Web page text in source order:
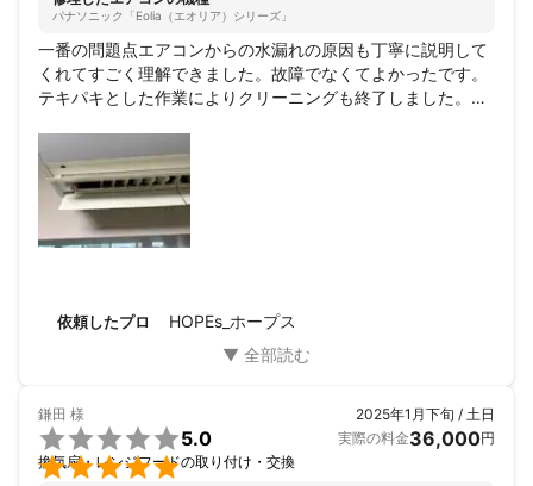
パナソニック「Eolia（エオリア）シリーズ」
一番の問題点エアコンからの水漏れの原因も丁寧に説明して
くれてすごく理解できました。故障でなくてよかったです。
テキパキとした作業によりクリーニングも終了しました。ク
ただきました。ベットに真上にエアコンがあり不安定で作業
がやりにくかったと思いますがスムーズに完了しました。女
性の作業者とアシスタントの男性でしたが、また作業等依頼
するなら同じ方が来て欲しいと妻も絶賛しておりました。料
初めてのエアコンクリーニングで不安でしたが依頼してとて
も良かったです。勿論フィルター等の清掃は、ご指導どうり
自身でしますがまた内部クリーニングは同じ方に頼みたいで
依頼したプロ HOPEs_ホープス
鎌田 様


5.0
換気扇・レンジフードの取り付け・交換
2025年1月下旬 / 土日
実際の料金36,000円